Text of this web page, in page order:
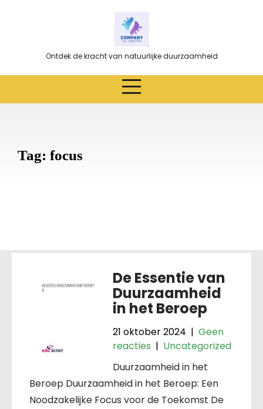
Ontdek de kracht van natuurlijke duurzaamheid
Tag: focus
De Essentie van
Duurzaamheid
in het Beroep
21 oktober 2024 | Geen
reacties | Uncategorized
Duurzaamheid in het
Beroep Duurzaamheid in het Beroep: Een
Noodzakelijke Focus voor de Toekomst De